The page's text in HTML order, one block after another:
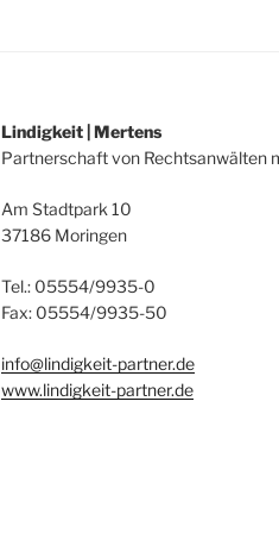
Lindigkeit | Mertens
Partnerschaft von Rechtsanwälten
Am Stadtpark 10
37186 Moringen
Tel.: 05554/9935-0
Fax: 05554/9935-50
info@lindigkeit-partner.de
www.lindigkeit-partner.de